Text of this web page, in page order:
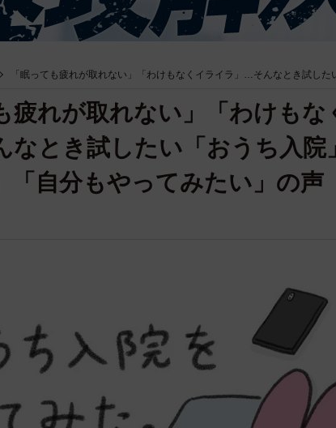
「眠っても疲れが取れない」「わけもなくイライラ」…そんなとき試した
疲れが取れない」「わけもな
とき試したい「おうち入院
「自分もやってみたい」の声